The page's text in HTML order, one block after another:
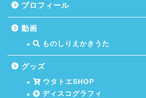
プロフィール
動画
ものしりえかきうた
グッズ
ウタトエSHOP
ディスコグラフィ